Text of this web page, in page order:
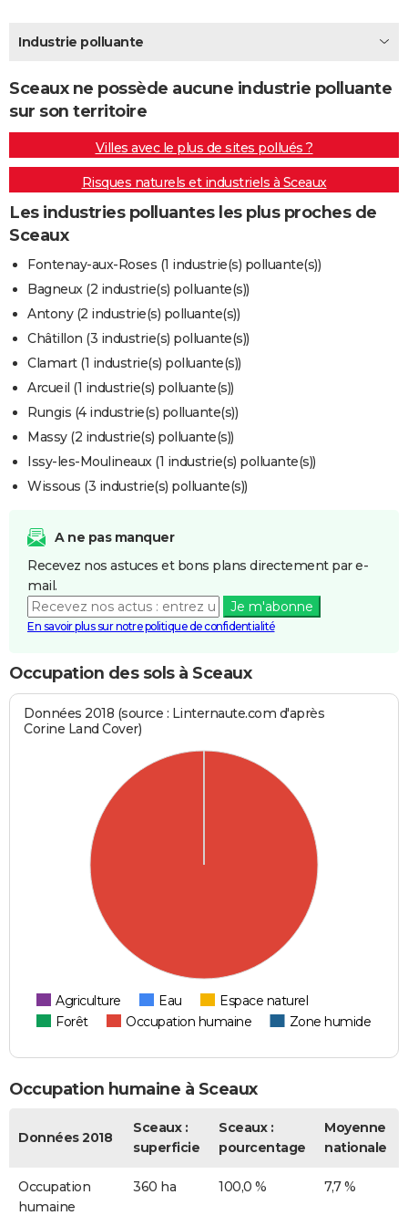
BONS PLANS
CARTE DE VOEUX
Carte de Noël
Carte Bonne année
Carte Saint-Valentin
Carte Pâques
Carte d'anniversaire
DICTIONNAIRE
Dictionnaire
Biographies
Citations
Expressions
Proverbes
PROGRAMME TV
COPAINS D'AVANT
Service militaire
Avis de recherche
AVIS DE DÉCÈS
FORUM
Industrie polluante
Sceaux ne possède aucune industrie polluante
sur son territoire
Villes avec le plus de sites pollués ?
Risques naturels et industriels à Sceaux
Les industries polluantes les plus proches de
Sceaux
Fontenay-aux-Roses (1 industrie(s) polluante(s))
Bagneux (2 industrie(s) polluante(s))
Antony (2 industrie(s) polluante(s))
Châtillon (3 industrie(s) polluante(s))
Clamart (1 industrie(s) polluante(s))
Arcueil (1 industrie(s) polluante(s))
Rungis (4 industrie(s) polluante(s))
Massy (2 industrie(s) polluante(s))
Issy-les-Moulineaux (1 industrie(s) polluante(s))
Wissous (3 industrie(s) polluante(s))
A ne pas manquer
Recevez nos astuces et bons plans directement par e-
mail.
Je m'abonne
En savoir plus sur notre politique de confidentialité
Occupation des sols à Sceaux
Données 2018 (source : Linternaute.com d'après
Corine Land Cover)
Agriculture Eau
Espace naturel
Forêt
Occupation humaine Zone humide
Occupation humaine à Sceaux
Données 2018
Sceaux :
superficie
Sceaux :
pourcentage
Moyenne
nationale
Occupation
humaine
360 ha 100,0 % 7,7 %